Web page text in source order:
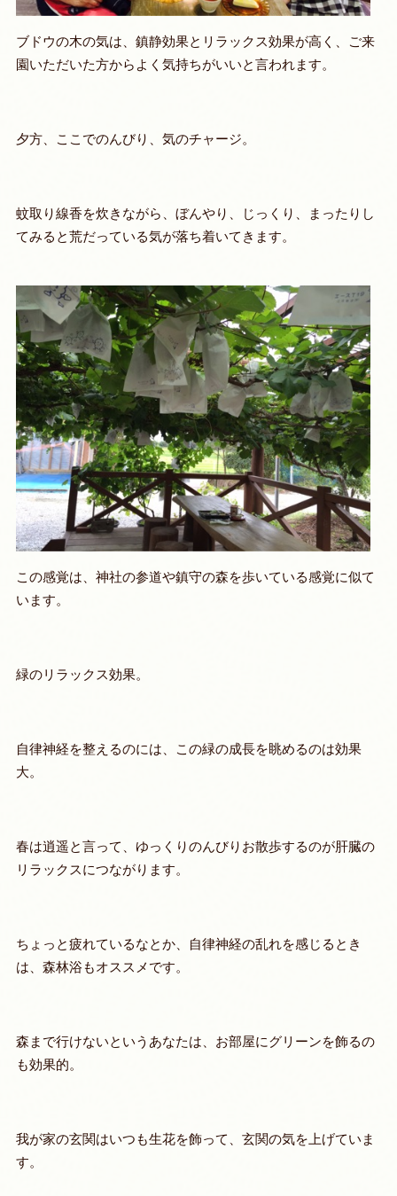
ブドウの木の気は、鎮静効果とリラックス効果が高く、ご来
園いただいた方からよく気持ちがいいと言われます。
夕方、ここでのんびり、気のチャージ。
蚊取り線香を炊きながら、ぼんやり、じっくり、まったりし
てみると荒だっている気が落ち着いてきます。
この感覚は、神社の参道や鎮守の森を歩いている感覚に似て
います。
緑のリラックス効果。
自律神経を整えるのには、この緑の成長を眺めるのは効果
大。
春は逍遥と言って、ゆっくりのんびりお散歩するのが肝臓の
リラックスにつながります。
ちょっと疲れているなとか、自律神経の乱れを感じるとき
は、森林浴もオススメです。
森まで行けないというあなたは、お部屋にグリーンを飾るの
も効果的。
我が家の玄関はいつも生花を飾って、玄関の気を上げていま
す。